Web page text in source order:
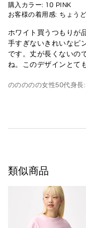
購入カラー: 10 PINK
お客様の着用感: ちょう
ホワイト買うつもりが
手すぎないきれいなピ
です。丈が長くないの
ね。このデザインとて
ののののの女性50代身長
類似商品